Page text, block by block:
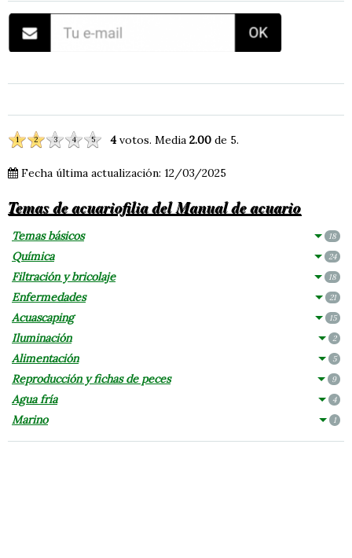
1 2 3 4 5 4votos. Media 2.00 de 5.
Fecha última actualización: 12/03/2025
Temas de acuariofilia del Manual de acuario
Temas básicos 18
Química 24
Filtración y bricolaje 18
Enfermedades 21
Acuascaping 15
Iluminación 2
Alimentación 5
Reproducción y fichas de peces 9
Agua fría 4
Marino 1